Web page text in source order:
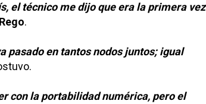
el técnico me dijo que era la primera vez
.
pasado en tantos nodos juntos; igual
con la portabilidad numérica, pero el